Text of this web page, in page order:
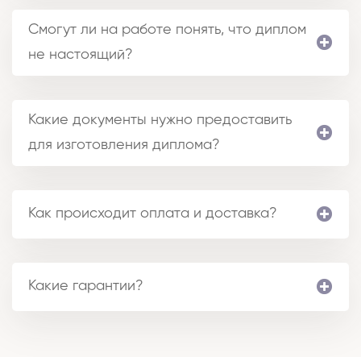
Смогут ли на работе понять, что диплом
не настоящий?
Какие документы нужно предоставить
для изготовления диплома?
Как происходит оплата и доставка?
Какие гарантии?